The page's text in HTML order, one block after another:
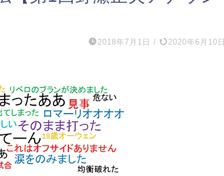
2018年7月1日 / 2020年6月10日